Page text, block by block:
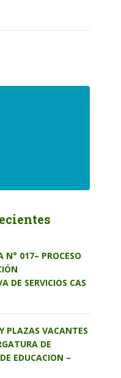
N° 017– PROCESO
DE SERVICIOS CAS
PLAZAS VACANTES
DE
EDUCACION –